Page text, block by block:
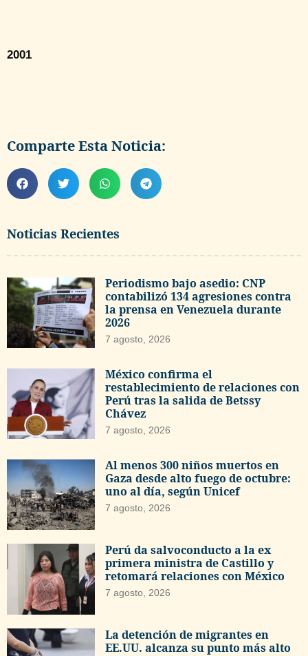
Noticias Recientes
Periodismo bajo asedio: CNP
contabilizó 134 agresiones contra
la prensa en Venezuela durante
2026
7 agosto, 2026
México confirma el
restablecimiento de relaciones con
Perú tras la salida de Betssy
Chávez
7 agosto, 2026
Al menos 300 niños muertos en
Gaza desde alto fuego de octubre:
uno al día, según Unicef
7 agosto, 2026
Perú da salvoconducto a la ex
primera ministra de Castillo y
retomará relaciones con México
7 agosto, 2026
La detención de migrantes en
EE.UU. alcanza su punto más alto
2001
Comparte Esta Noticia: